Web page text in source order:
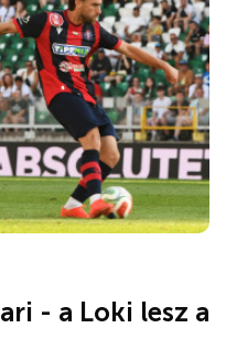
- a Loki lesz a